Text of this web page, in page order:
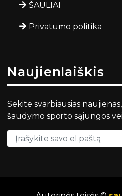
ŠAULIAI
Privatumo politika
Naujienlaiškis
Sekite svarbiausias
šaudymo sporto sąjungos